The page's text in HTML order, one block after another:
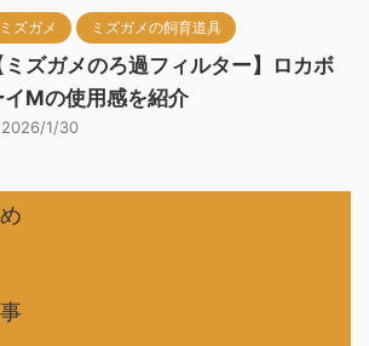
ミズガメ ミズガメの飼育道具
ミズガメのろ過フィルター】ロカボ
イMの使用感を紹介
2026/1/30